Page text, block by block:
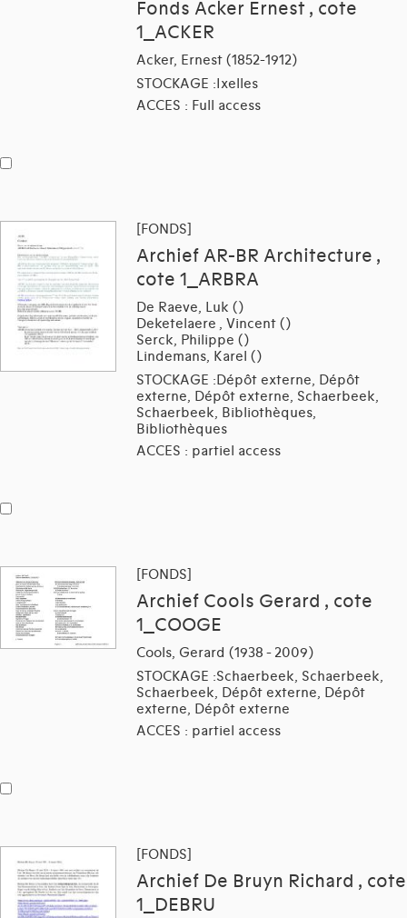
Fonds Acker Ernest , cote
1_ACKER
Acker, Ernest (1852-1912)
STOCKAGE :Ixelles
ACCES : Full access
[FONDS]
Archief AR-BR Architecture ,
cote 1_ARBRA
De Raeve, Luk ()
Deketelaere , Vincent ()
Serck, Philippe ()
Lindemans, Karel ()
STOCKAGE :Dépôt externe, Dépôt
externe, Dépôt externe, Schaerbeek,
Schaerbeek, Bibliothèques,
Bibliothèques
ACCES : partiel access
[FONDS]
Archief Cools Gerard , cote
1_COOGE
Cools, Gerard (1938 - 2009)
STOCKAGE :Schaerbeek, Schaerbeek,
Schaerbeek, Dépôt externe, Dépôt
externe, Dépôt externe
ACCES : partiel access
[FONDS]
Archief De Bruyn Richard , cote
1_DEBRU